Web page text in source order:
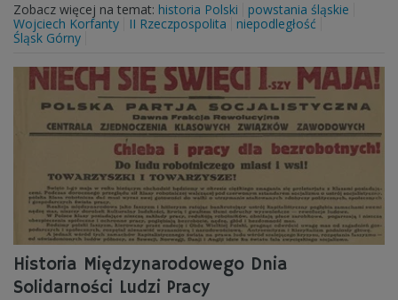
Zobacz więcej na temat: historia Polski
powstania śląskie
Wojciech Korfanty
II Rzeczpospolita
niepodległość
Śląsk Górny
Historia Międzynarodowego Dnia
Solidarności Ludzi Pracy